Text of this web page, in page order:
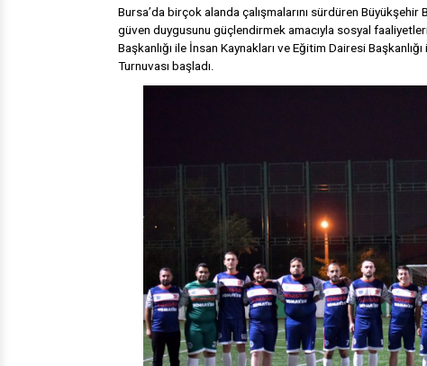
Bursa’da birçok alanda çalışmalarını sürdüren
güven duygusunu güçlendirmek amacıyla sosyal
Başkanlığı ile İnsan Kaynakları ve Eğitim Dairesi
Turnuvası başladı.